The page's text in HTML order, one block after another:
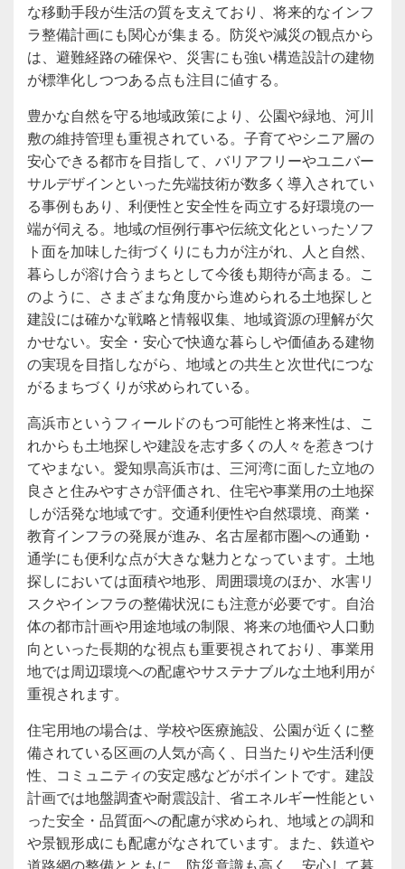
な移動手段が生活の質を支えており、将来的なインフ
ラ整備計画にも関心が集まる。防災や減災の観点から
は、避難経路の確保や、災害にも強い構造設計の建物
が標準化しつつある点も注目に値する。
豊かな自然を守る地域政策により、公園や緑地、河川
敷の維持管理も重視されている。子育てやシニア層の
安心できる都市を目指して、バリアフリーやユニバー
サルデザインといった先端技術が数多く導入されてい
る事例もあり、利便性と安全性を両立する好環境の一
端が伺える。地域の恒例行事や伝統文化といったソフ
ト面を加味した街づくりにも力が注がれ、人と自然、
暮らしが溶け合うまちとして今後も期待が高まる。こ
のように、さまざまな角度から進められる土地探しと
建設には確かな戦略と情報収集、地域資源の理解が欠
かせない。安全・安心で快適な暮らしや価値ある建物
の実現を目指しながら、地域との共生と次世代につな
がるまちづくりが求められている。
高浜市というフィールドのもつ可能性と将来性は、こ
れからも土地探しや建設を志す多くの人々を惹きつけ
てやまない。愛知県高浜市は、三河湾に面した立地の
良さと住みやすさが評価され、住宅や事業用の土地探
しが活発な地域です。交通利便性や自然環境、商業・
教育インフラの発展が進み、名古屋都市圏への通勤・
通学にも便利な点が大きな魅力となっています。土地
探しにおいては面積や地形、周囲環境のほか、水害リ
スクやインフラの整備状況にも注意が必要です。自治
体の都市計画や用途地域の制限、将来の地価や人口動
向といった長期的な視点も重要視されており、事業用
地では周辺環境への配慮やサステナブルな土地利用が
重視されます。
住宅用地の場合は、学校や医療施設、公園が近くに整
備されている区画の人気が高く、日当たりや生活利便
性、コミュニティの安定感などがポイントです。建設
計画では地盤調査や耐震設計、省エネルギー性能とい
った安全・品質面への配慮が求められ、地域との調和
や景観形成にも配慮がなされています。また、鉄道や